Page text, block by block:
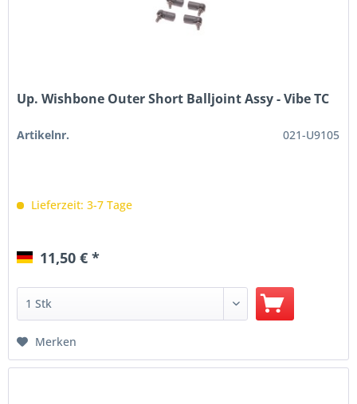
Up. Wishbone Outer Short Balljoint Assy - Vibe TC
Artikelnr. 021-U9105
Lieferzeit: 3-7 Tage
11,50 € *
Merken